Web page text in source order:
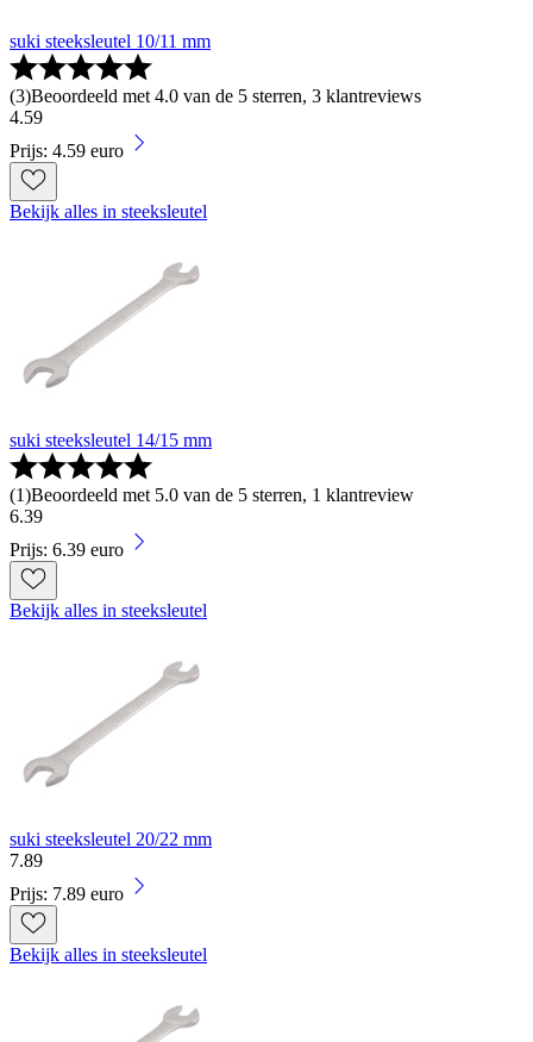
suki steeksleutel 10/11 mm
(3)Beoordeeld met 4.0 van de 5 sterren, 3 klantreviews
4.59
Prijs: 4.59 euro
Bekijk alles in steeksleutel
suki steeksleutel 14/15 mm
(1)Beoordeeld met 5.0 van de 5 sterren, 1 klantreview
6.39
Prijs: 6.39 euro
Bekijk alles in steeksleutel
suki steeksleutel 20/22 mm
7.89
Prijs: 7.89 euro
Bekijk alles in steeksleutel